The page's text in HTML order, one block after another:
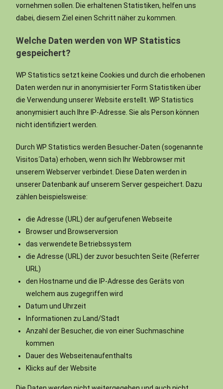
vornehmen sollen. Die erhaltenen Statistiken, helfen uns
dabei, diesem Ziel einen Schritt näher zu kommen.
Welche Daten werden von WP Statistics
gespeichert?
WP Statistics setzt keine Cookies und durch die erhobenen
Daten werden nur in anonymisierter Form Statistiken über
die Verwendung unserer Website erstellt. WP Statistics
anonymisiert auch Ihre IP-Adresse. Sie als Person können
nicht identifiziert werden.
Durch WP Statistics werden Besucher-Daten (sogenannte
Visitos´Data) erhoben, wenn sich Ihr Webbrowser mit
unserem Webserver verbindet. Diese Daten werden in
unserer Datenbank auf unserem Server gespeichert. Dazu
zählen beispielsweise:
die Adresse (URL) der aufgerufenen Webseite
Browser und Browserversion
das verwendete Betriebssystem
die Adresse (URL) der zuvor besuchten Seite (Referrer
URL)
den Hostname und die IP-Adresse des Geräts von
welchem aus zugegriffen wird
Datum und Uhrzeit
Informationen zu Land/Stadt
Anzahl der Besucher, die von einer Suchmaschine
kommen
Dauer des Webseitenaufenthalts
Klicks auf der Website